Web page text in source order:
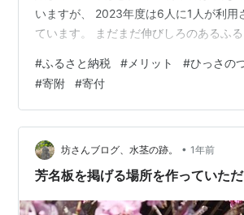
いますが、 2023年度は6人に1人が利用
ています。 まだまだ伸びしろのあるふ
う。 〇ふるさと納税のメリットとは？
質負担は2,000円だけ！？ ふるさと納税
寄附金額から2,000円を差し引いた額が
から控除されます。 例えば、年間の寄
った場合、2,000円を差し引いた48,000
所…
#ふるさと納税 # メリット #ひっさの
#寄附 #寄付
坊さんブログ、水茎の跡。 • 1年前
芳名板を掲げる場所を作っていた